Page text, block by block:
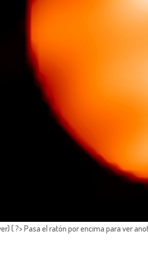
{ ?> Pasa el ratón por encima para ver